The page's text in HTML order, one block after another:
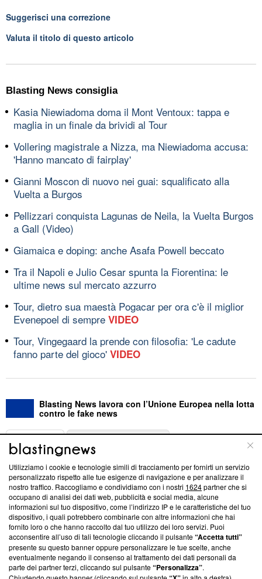
Suggerisci una correzione
Valuta il titolo di questo articolo
Blasting News consiglia
Kasia Niewiadoma doma il Mont Ventoux: tappa e
maglia in un finale da brividi al Tour
Vollering magistrale a Nizza, ma Niewiadoma accusa:
'Hanno mancato di fairplay'
Gianni Moscon di nuovo nei guai: squalificato alla
Vuelta a Burgos
Pellizzari conquista Lagunas de Neila, la Vuelta Burgos
a Gall (Video)
Giamaica e doping: anche Asafa Powell beccato
Tra il Napoli e Julio Cesar spunta la Fiorentina: le
ultime news sul mercato azzurro
Tour, dietro sua maestà Pogacar per ora c'è il miglior
Evenepoel di sempre VIDEO
Tour, Vingegaard la prende con filosofia: 'Le cadute
fanno parte del gioco' VIDEO
Blasting News lavora con l’Unione Europea nella lotta
contro le fake news
ABOUT
Questa sezione offre informazioni trasparenti su Blasting
News, sui nostri processi editoriali e su come ci impegniamo a
creare news di qualità. Inoltre, afferma la nostra aderenza a
‘Trust Project - News with Integrity’Blasting News non è
ancora membro del programma, ma ha richiesto di farne
parte; Trust Project non ha ancora effettuato una verifica di
conformità agli standard.
Su di noi
Utilizziamo i cookie e tecnologie simili di tracciamento per fornirti un servizio
personalizzato rispetto alle tue esigenze di navigazione e per analizzare il
nostro traffico. Raccogliamo e condividiamo con i nostri 1624partner che si
occupano di analisi dei dati web, pubblicità e social media, alcune
informazioni sul tuo dispositivo, come l’indirizzo IP e le caratteristiche del tuo
dispositivo, i quali potrebbero combinarle con altre informazioni che hai
fornito loro o che hanno raccolto dal tuo utilizzo dei loro servizi. Puoi
acconsentire all’uso di tali tecnologie cliccando il pulsante“Accetta tutti”
presente su questo banner oppure personalizzare le tue scelte, anche
eventualmente negando il consenso al trattamento dei dati personali da
parte dei partner terzi, cliccando sul pulsante“Personalizza”.